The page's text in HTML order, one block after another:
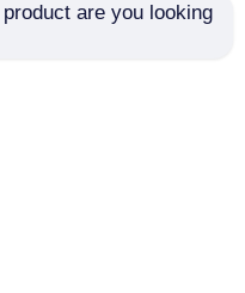
are you looking